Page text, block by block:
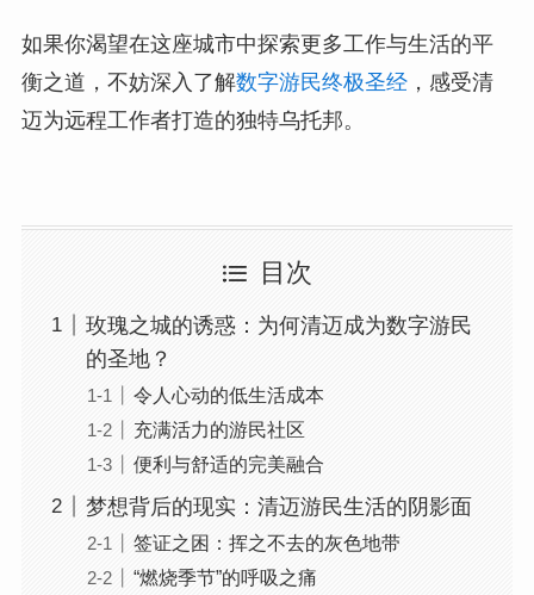
如果你渴望在这座城市中探索更多工作与生活的平
衡之道，不妨深入了解数字游民终极圣经，感受清
迈为远程工作者打造的独特乌托邦。
目次
玫瑰之城的诱惑：为何清迈成为数字游民
的圣地？
令人心动的低生活成本
充满活力的游民社区
便利与舒适的完美融合
梦想背后的现实：清迈游民生活的阴影面
签证之困：挥之不去的灰色地带
“燃烧季节”的呼吸之痛